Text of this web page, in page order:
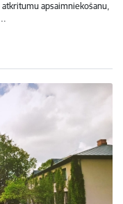
apsaimniekošanu,